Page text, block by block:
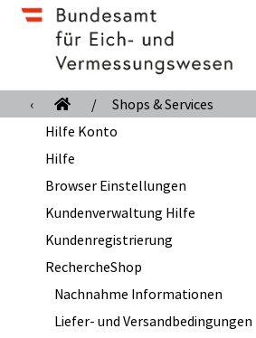
‹ /
Shops & Services
Hilfe Konto
Hilfe
Browser Einstellungen
Kundenverwaltung Hilfe
Kundenregistrierung
RechercheShop
Nachnahme Informationen
Liefer- und Versandbedingungen